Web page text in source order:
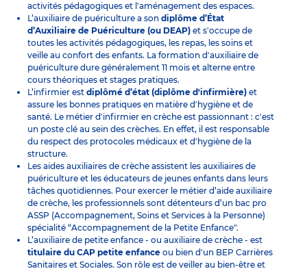
activités pédagogiques et l'aménagement des espaces.
L’auxiliaire de puériculture a son diplôme d’État
d’Auxiliaire de Puériculture (ou DEAP) et s'occupe de
toutes les activités pédagogiques, les repas, les soins et
veille au confort des enfants. La formation d'auxiliaire de
puériculture dure généralement 11 mois et alterne entre
cours théoriques et stages pratiques.
L’infirmier est diplômé d’état (diplôme d'infirmière) et
assure les bonnes pratiques en matière d'hygiène et de
santé. Le métier d'infirmier en crèche est passionnant : c'est
un poste clé au sein des crèches. En effet, il est responsable
du respect des protocoles médicaux et d'hygiène de la
structure.
Les aides auxiliaires de crèche assistent les auxiliaires de
puériculture et les éducateurs de jeunes enfants dans leurs
tâches quotidiennes. Pour exercer le métier d’aide auxiliaire
de crèche, les professionnels sont détenteurs d’un bac pro
ASSP (Accompagnement, Soins et Services à la Personne)
spécialité “Accompagnement de la Petite Enfance".
L’auxiliaire de petite enfance - ou auxiliaire de crèche - est
titulaire du CAP petite enfance ou bien d'un BEP Carrières
Sanitaires et Sociales. Son rôle est de veiller au bien-être et